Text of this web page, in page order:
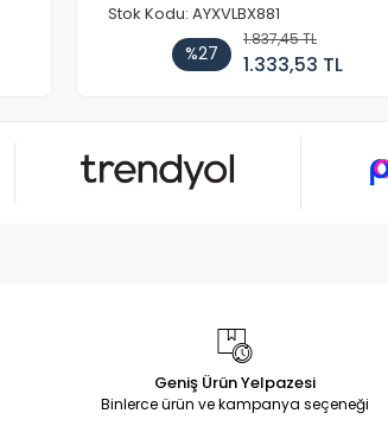
Stok Kodu: AYXVLBX881
%27
1.837,45 TL
1.333,53 TL
Geniş Ürün Yelpazesi
Binlerce ürün ve kampanya seçeneği